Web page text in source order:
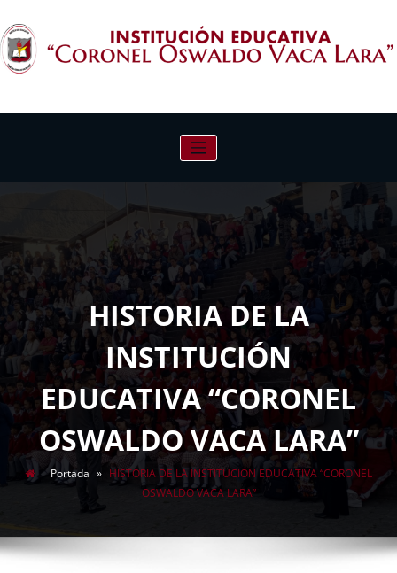
al
contenido
HISTORIA DE LA
INSTITUCIÓN
EDUCATIVA “CORONEL
OSWALDO VACA LARA”
Portada » HISTORIA DE LA INSTITUCIÓN EDUCATIVA “CORONEL
OSWALDO VACA LARA”